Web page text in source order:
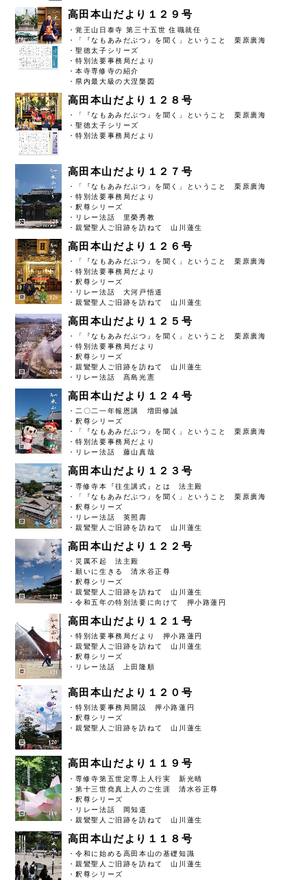
高田本山だより１２９号
・覚王山日泰寺 第三十五世 住職就任
・「『なもあみだぶつ』を聞く」ということ 栗原廣海
・聖徳太子シリーズ
・特別法要事務局だより
・本寺専修寺の紹介
・県内最大級の大涅槃図
高田本山だより１２８号
・「『なもあみだぶつ』を聞く」ということ 栗原廣海
・聖徳太子シリーズ
・特別法要事務局だより
高田本山だより１２７号
・「『なもあみだぶつ』を聞く」ということ 栗原廣海
・特別法要事務局だより
・釈尊シリーズ
・リレー法話 里榮秀教
・親鸞聖人ご旧跡を訪ねて 山川蓮生
高田本山だより１２６号
・「『なもあみだぶつ』を聞く」ということ 栗原廣海
・特別法要事務局だより
・釈尊シリーズ
・リレー法話 大河戸悟道
・親鸞聖人ご旧跡を訪ねて 山川蓮生
高田本山だより１２５号
・「『なもあみだぶつ』を聞く」ということ 栗原廣海
・特別法要事務局だより
・釈尊シリーズ
・親鸞聖人ご旧跡を訪ねて 山川蓮生
・リレー法話 髙島光憲
高田本山だより１２４号
・二〇二一年報恩講 増田修誠
・釈尊シリーズ
・「『なもあみだぶつ』を聞く」ということ 栗原廣海
・特別法要事務局だより
・リレー法話 藤山真哉
高田本山だより１２３号
・専修寺本『往生講式』とは 法主殿
・「『なもあみだぶつ』を聞く」ということ 栗原廣海
・釈尊シリーズ
・リレー法話 英照壽
・親鸞聖人ご旧跡を訪ねて 山川蓮生
高田本山だより１２２号
・災厲不起 法主殿
・願いに生きる 清水谷正尊
・釈尊シリーズ
・親鸞聖人ご旧跡を訪ねて 山川蓮生
・令和五年の特別法要に向けて 押小路蓮円
高田本山だより１２１号
・特別法要事務局だより 押小路蓮円
・親鸞聖人ご旧跡を訪ねて 山川蓮生
・釈尊シリーズ
・リレー法話 上田隆順
高田本山だより１２０号
・特別法要事務局開設 押小路蓮円
・釈尊シリーズ
・親鸞聖人ご旧跡を訪ねて 山川蓮生
高田本山だより１１９号
・専修寺第五世定専上人行実 新光晴
・第十三世堯真上人のご生涯 清水谷正尊
・釈尊シリーズ
・リレー法話 岡知道
・親鸞聖人ご旧跡を訪ねて 山川蓮生
高田本山だより１１８号
・令和に始める高田本山の基礎知識
・親鸞聖人ご旧跡を訪ねて 山川蓮生
・釈尊シリーズ